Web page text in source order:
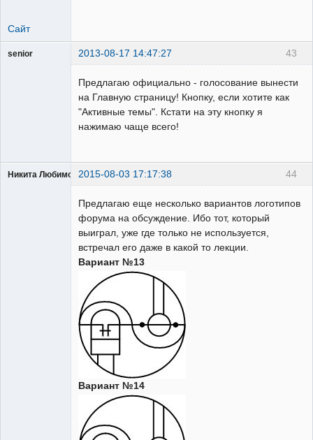
Сайт
43
senior 2013-08-17 14:47:27
Предлагаю официально - голосование вынести
на Главную страницу! Кнопку, если хотите как
"Активные темы". Кстати на эту кнопку я
нажимаю чаще всего!
44
Никита Любимов 2015-08-03 17:17:38
Предлагаю еще несколько вариантов логотипов
форума на обсуждение. Ибо тот, который
выиграл, уже где только не используется,
встречал его даже в какой то лекции.
Вариант №13
Вариант №14